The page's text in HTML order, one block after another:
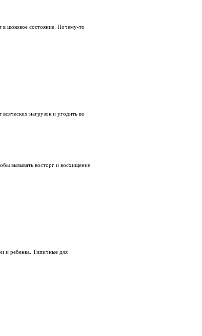
шоковое состояние. Почему-то
нагрузок и угодить во
вызывать восторг и восхищение
и ребенка. Типичные для